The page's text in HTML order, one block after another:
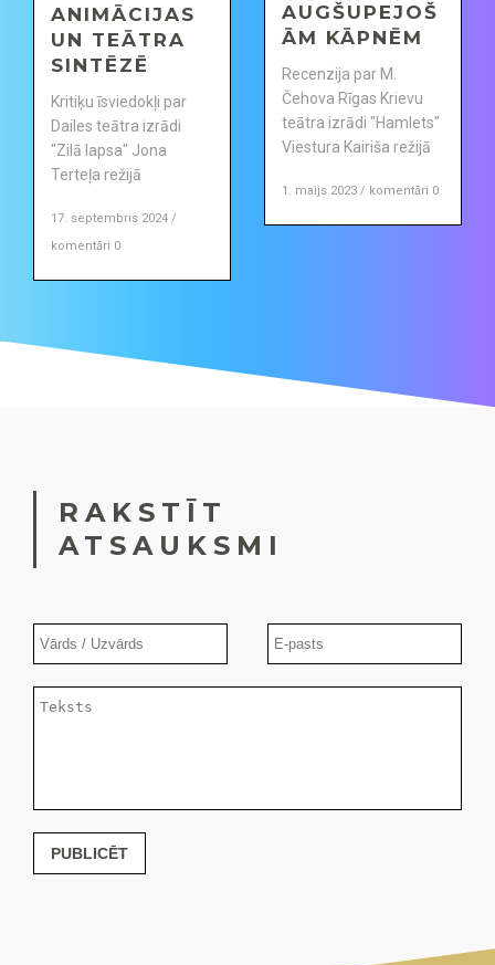
ANIMĀCIJAS
UN TEĀTRA
SINTĒZĒ
Kritiķu īsviedokļi par
Dailes teātra izrādi
"Zilā lapsa" Jona
Terteļa režijā
17. septembris 2024 /
komentāri 0
AUGŠUPEJOŠ
ĀM KĀPNĒM
Recenzija par M.
Čehova Rīgas Krievu
teātra izrādi "Hamlets"
Viestura Kairiša režijā
1. maijs 2023 / komentāri 0
RAKSTĪT
ATSAUKSMI
PUBLICĒT